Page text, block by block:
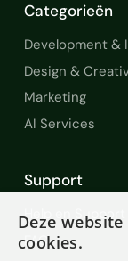
Categorieën
Development &
Design &
Marketing
AI Services
Support
Help en Support
FAQ
Deze
cookies.